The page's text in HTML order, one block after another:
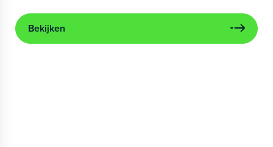
Bekijken